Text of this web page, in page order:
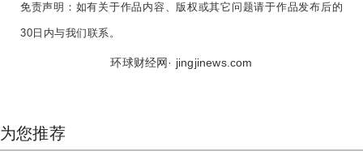
免责声明： 如有关于作品内容、版权或其它问题请于作品发布后的
30日内与我们联系。
环球财经网· jingjinews.com
为您推荐